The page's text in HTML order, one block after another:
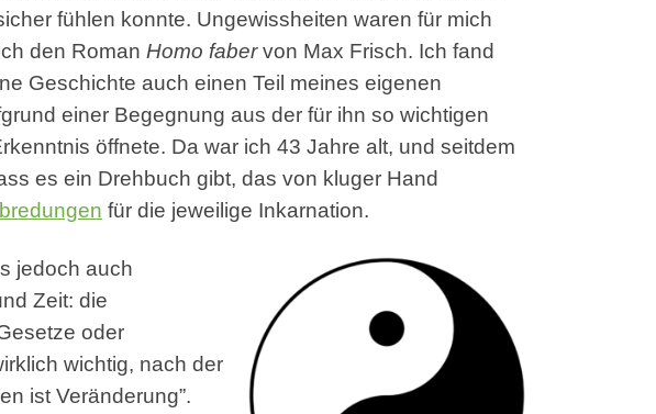
fühlen konnte. Ungewissheiten waren für mich
den Roman Homo fabervon Max Frisch. Ich fand
Geschichte auch einen Teil meines eigenen
einer Begegnung aus der für ihn so wichtigen
öffnete. Da war ich 43 Jahre alt, und seitdem
es ein Drehbuch gibt, das von kluger Hand
für die jeweilige Inkarnation.
jedoch auch
Zeit: die
oder
wichtig, nach der
ist Veränderung”.